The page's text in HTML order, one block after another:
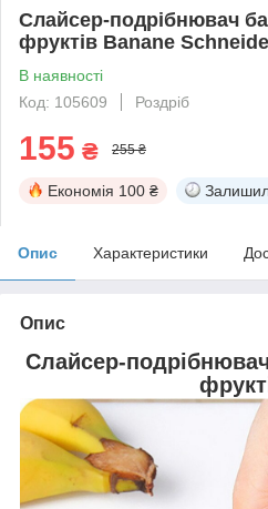
Слайсер-подрібнювач
фруктів Banane
В наявності
Код: 105609
Роздріб
155 ₴ 255 ₴
Економія 100 ₴
Опис Характеристики
Опис
Cлайсер-